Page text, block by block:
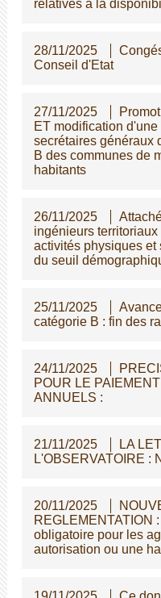
relatives à la
28/11/2025
Conseil d'Etat
27/11/2025
ET modification
secrétaires généraux
B des communes de
habitants
26/11/2025
ingénieurs
activités physiques et
du seuil
25/11/2025
catégorie B : fin des
24/11/2025
POUR LE
ANNUELS :
21/11/2025
LA
L'OBSERVATOIRE :
20/11/2025
REGLEMENTATION
obligatoire pour les
autorisation ou une